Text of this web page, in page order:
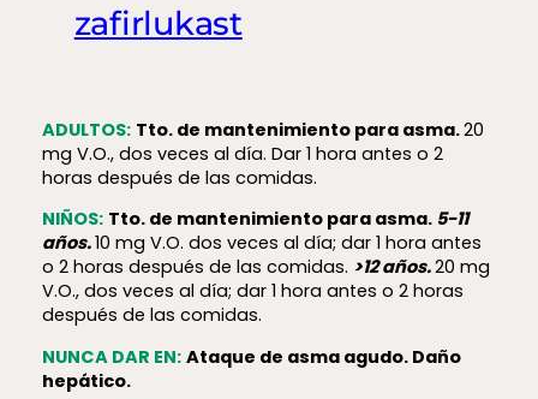
zafirlukast
ADULTOS: Tto. de mantenimiento para asma.20
mg V.O., dos veces al día. Dar 1 hora antes o 2
horas después de las comidas.
NIÑOS: Tto. de mantenimiento para asma. 5-11
años.10 mg V.O. dos veces al día; dar 1 hora antes
o 2 horas después de las comidas. >12 años.20 mg
V.O., dos veces al día; dar 1 hora antes o 2 horas
después de las comidas.
NUNCA DAR EN: Ataque de asma agudo. Daño
hepático.